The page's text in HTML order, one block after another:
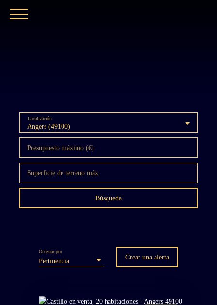
Angers (49100)
Localización
Presupuesto máximo (€)
Superficie de terreno máx.
Búsqueda
Pertinencia
Ordenar por
Crear una alerta